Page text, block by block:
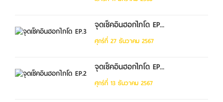
จุดเช็คอินฮอกไกโด EP...
ศุกร์ที่ 27 ธันวาคม 2567
จุดเช็คอินฮอกไกโด EP...
ศุกร์ที่ 13 ธันวาคม 2567